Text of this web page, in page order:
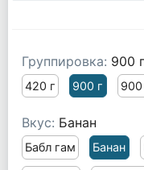
Группировка: 900 г
420 г 900 г
Вкус: Банан
Бабл гам Банан